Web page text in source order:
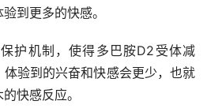
到更多的快感。
护机制，使得多巴胺D2受体减
验到的兴奋和快感会更少，也就
快感反应。